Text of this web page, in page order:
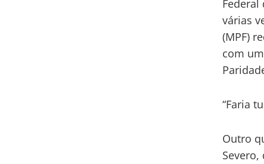
Federal
várias
(MPF)
com
“Faria
Outro